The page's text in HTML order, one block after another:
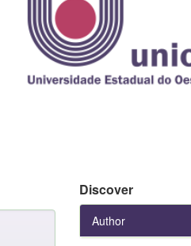
Discover
Author